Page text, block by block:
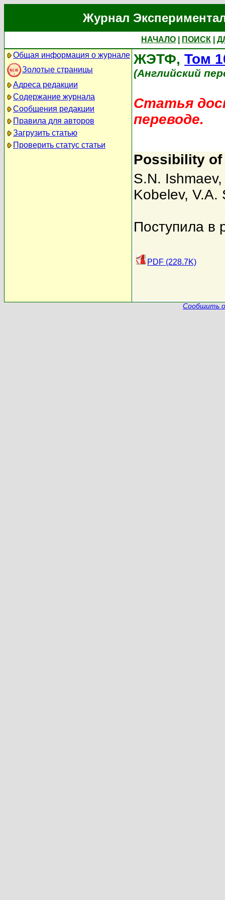
Журнал
НАЧАЛО ПОИСК
Общая информация о журнале
Золотые страницы
Адреса редакции
Содержание журнала
Сообщения редакции
Правила для авторов
Загрузить статью
Проверить статус статьи
ЖЭТФ, Том
(Английский
Статья
переводе.
Possibility
S.N. Ishmaev
Kobelev, V.A.
Поступила в
PDF (228.7K)
Сообщить о